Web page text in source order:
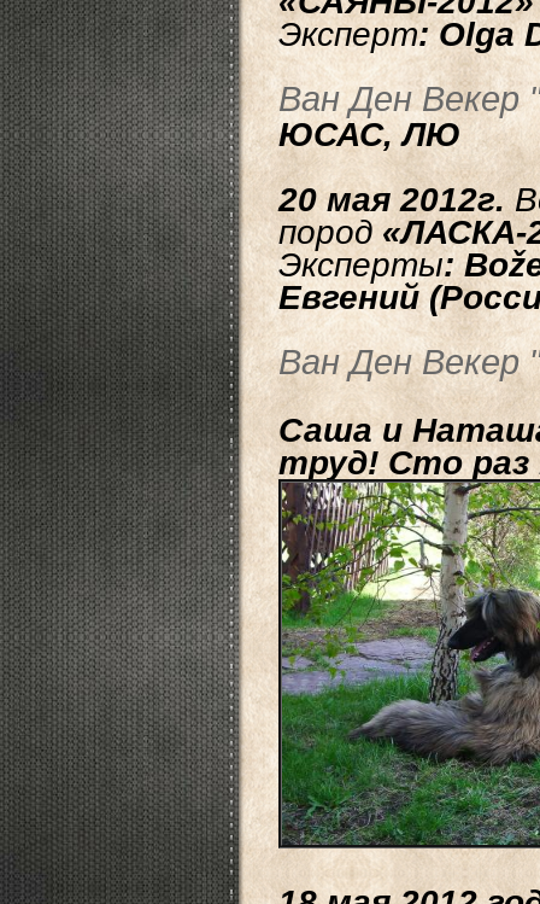
Эксперт: Olga
Ван Ден Векер
ЮСАС, ЛЮ
20 мая 2012г.
пород «ЛАСКА-
Эксперты:
Евгений
Ван Ден Векер
Саша и
труд! Сто